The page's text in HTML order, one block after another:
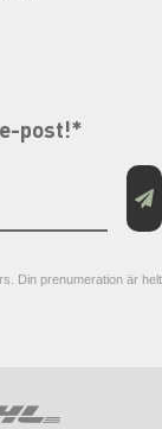
post!*
Din prenumeration är helt